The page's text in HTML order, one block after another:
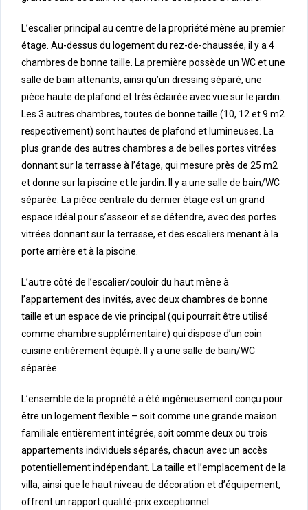
L’escalier principal au centre de la propriété mène au premier
étage. Au-dessus du logement du rez-de-chaussée, il y a 4
chambres de bonne taille. La première possède un WC et une
salle de bain attenants, ainsi qu’un dressing séparé, une
pièce haute de plafond et très éclairée avec vue sur le jardin.
Les 3 autres chambres, toutes de bonne taille (10, 12 et 9 m2
respectivement) sont hautes de plafond et lumineuses. La
plus grande des autres chambres a de belles portes vitrées
donnant sur la terrasse à l’étage, qui mesure près de 25 m2
et donne sur la piscine et le jardin. Il y a une salle de bain/WC
séparée. La pièce centrale du dernier étage est un grand
espace idéal pour s’asseoir et se détendre, avec des portes
vitrées donnant sur la terrasse, et des escaliers menant à la
porte arrière et à la piscine.
L’autre côté de l’escalier/couloir du haut mène à
l’appartement des invités, avec deux chambres de bonne
taille et un espace de vie principal (qui pourrait être utilisé
comme chambre supplémentaire) qui dispose d’un coin
cuisine entièrement équipé. Il y a une salle de bain/WC
séparée.
L’ensemble de la propriété a été ingénieusement conçu pour
être un logement flexible – soit comme une grande maison
familiale entièrement intégrée, soit comme deux ou trois
appartements individuels séparés, chacun avec un accès
potentiellement indépendant. La taille et l’emplacement de la
villa, ainsi que le haut niveau de décoration et d’équipement,
offrent un rapport qualité-prix exceptionnel.